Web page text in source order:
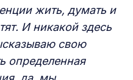
жить, думать и
И никакой здесь
свою
определенная